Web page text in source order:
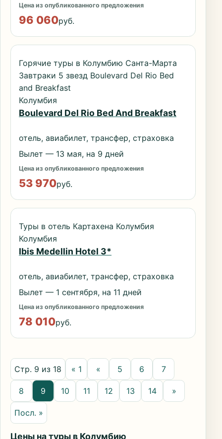
Цена из опубликованного предложения
96 060руб.
Горячие туры в Колумбию Санта-Марта
Завтраки 5 звезд Boulevard Del Rio Bed
and Breakfast
Колумбия
Boulevard Del Rio Bed And Breakfast
отель, авиабилет, трансфер, страховка
Вылет — 13 мая, на 9 дней
Цена из опубликованного предложения
53 970руб.
Туры в отель Картахена Колумбия
Колумбия
Ibis Medellin Hotel 3*
отель, авиабилет, трансфер, страховка
Вылет — 1 сентября, на 11 дней
Цена из опубликованного предложения
78 010руб.
Стр. 9 из 18 « 1 « 5 6 7
8 9 10 11 12 13 14 »
Посл. »
Цены на туры в Колумбию